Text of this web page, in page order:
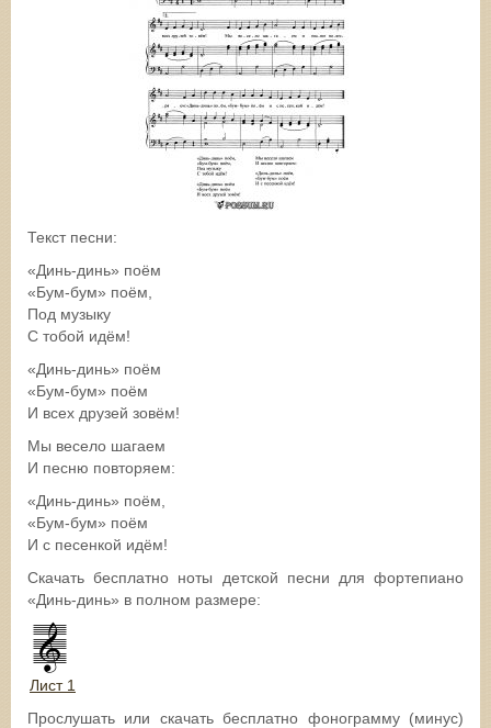
Текст песни:
«Динь-динь» поём
«Бум-бум» поём,
Под музыку
С тобой идём!
«Динь-динь» поём
«Бум-бум» поём
И всех друзей зовём!
Мы весело шагаем
И песню повторяем:
«Динь-динь» поём,
«Бум-бум» поём
И с песенкой идём!
Скачать бесплатно ноты детской песни для фортепиано
«Динь-динь» в полном размере:
Лист 1
Прослушать или скачать бесплатно фонограмму (минус)